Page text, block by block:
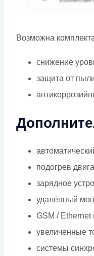
Возможна
снижение
защита от
подогрев
зарядное
удалённый
GSM / Ethernet
увеличенные
системы